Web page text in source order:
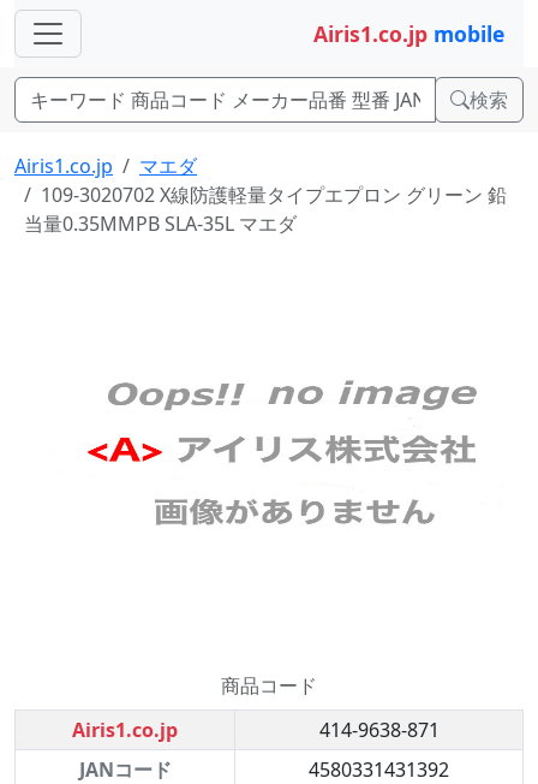
Airis1.co.jp mobile
検索
Airis1.co.jp
マエダ
109-3020702 X線防護軽量タイプエプロン グリーン 鉛
当量0.35MMPB SLA-35L マエダ
商品コード
Airis1.co.jp
414-9638-871
JANコード
4580331431392